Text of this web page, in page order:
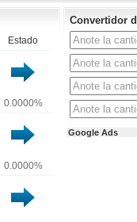
Estado
0.0000%
0.0000%
Convertidor
Google Ads